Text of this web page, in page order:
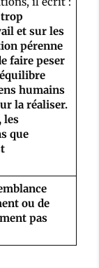
trop
et sur les
pérenne
faire peser
humains
la réaliser.
les
que
ou de
pas